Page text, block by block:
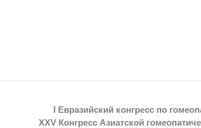
I Евразийский конгресс по
XXV Конгресс Азиатской